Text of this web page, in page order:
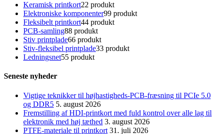
Keramisk printkort22 produkt
Elektroniske komponenter99 produkt
Fleksibelt printkort44 produkt
PCB-samling88 produkt
Stiv printplade66 produkt
Stiv-fleksibel printplade33 produkt
Ledningsnet55 produkt
Seneste nyheder
Vigtige teknikker til højhastigheds-PCB-fræsning til PCIe 5.0
og DDR5 5. august 2026
Fremstilling af HDI-printkort med fuld kontrol over alle lag til
elektronik med høj tæthed 3. august 2026
PTFE-materiale til printkort 31. juli 2026